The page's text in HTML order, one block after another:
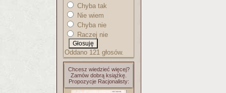
Chyba tak
Nie wiem
Chyba nie
Raczej nie
Oddano 121 głosów.
Chcesz wiedzieć więcej?
Zamów dobrą książkę.
Propozycje Racjonalisty: